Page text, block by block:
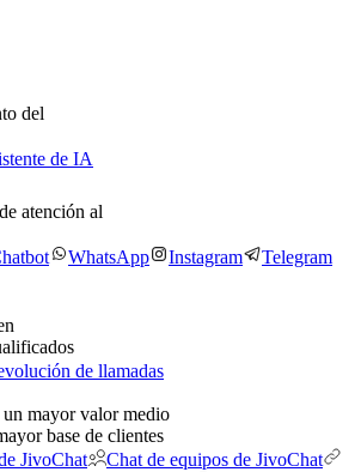
del
de IA
atención al
WhatsApp Instagram Telegram
de llamadas
un mayor valor medio
base de clientes
JivoChat
Chat de equipos de JivoChat